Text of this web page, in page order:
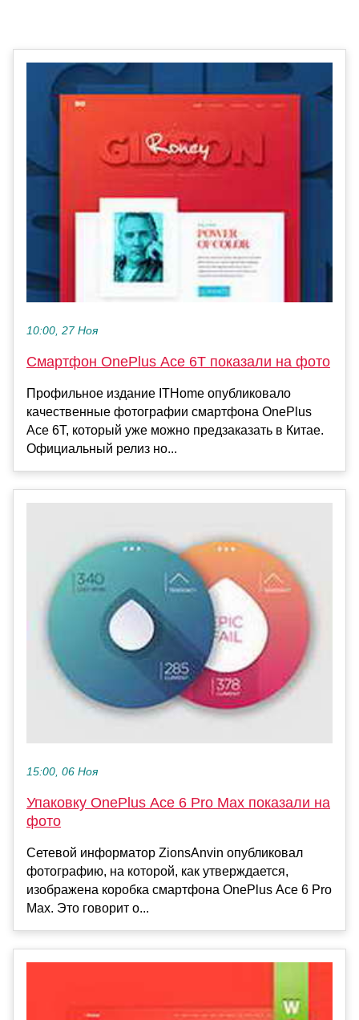
10:00, 27 Ноя
Смартфон OnePlus Ace 6T показали на фото
Профильное издание ITHome опубликовало
качественные фотографии смартфона OnePlus
Ace 6T, который уже можно предзаказать в Китае.
Официальный релиз но...
15:00, 06 Ноя
Упаковку OnePlus Ace 6 Pro Max показали на
фото
Сетевой информатор ZionsAnvin опубликовал
фотографию, на которой, как утверждается,
изображена коробка смартфона OnePlus Ace 6 Pro
Max. Это говорит о...